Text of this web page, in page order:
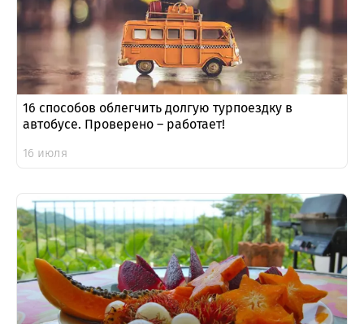
16 способов облегчить долгую турпоездку в
автобусе. Проверено – работает!
16 июля